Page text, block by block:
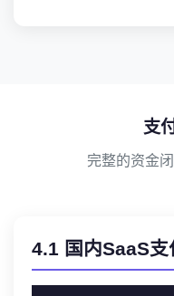
支
完整的资金
4.1 国内SaaS支